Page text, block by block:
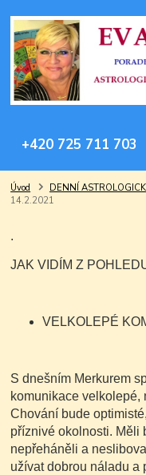
+420 725 711 703
Úvod DENNÍ
14.2.2021
.
JAK VIDÍM Z
VELKOLEPÉ
S dnešním Merkurem
komunikace
Chování bude
příznivé okolnosti. Měli
nepřeháněli a
užívat dobrou náladu a